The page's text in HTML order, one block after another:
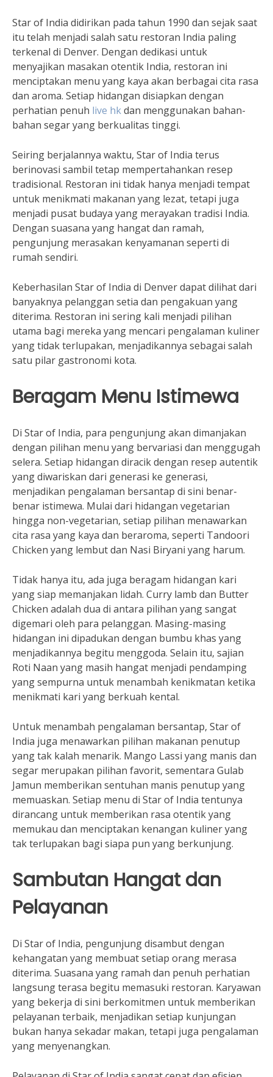
Star of India didirikan pada tahun 1990 dan sejak saat
itu telah menjadi salah satu restoran India paling
terkenal di Denver. Dengan dedikasi untuk
menyajikan masakan otentik India, restoran ini
menciptakan menu yang kaya akan berbagai cita rasa
dan aroma. Setiap hidangan disiapkan dengan
perhatian penuh live hkdan menggunakan bahan-
bahan segar yang berkualitas tinggi.
Seiring berjalannya waktu, Star of India terus
berinovasi sambil tetap mempertahankan resep
tradisional. Restoran ini tidak hanya menjadi tempat
untuk menikmati makanan yang lezat, tetapi juga
menjadi pusat budaya yang merayakan tradisi India.
Dengan suasana yang hangat dan ramah,
pengunjung merasakan kenyamanan seperti di
rumah sendiri.
Keberhasilan Star of India di Denver dapat dilihat dari
banyaknya pelanggan setia dan pengakuan yang
diterima. Restoran ini sering kali menjadi pilihan
utama bagi mereka yang mencari pengalaman kuliner
yang tidak terlupakan, menjadikannya sebagai salah
satu pilar gastronomi kota.
Beragam Menu Istimewa
Di Star of India, para pengunjung akan dimanjakan
dengan pilihan menu yang bervariasi dan menggugah
selera. Setiap hidangan diracik dengan resep autentik
yang diwariskan dari generasi ke generasi,
menjadikan pengalaman bersantap di sini benar-
benar istimewa. Mulai dari hidangan vegetarian
hingga non-vegetarian, setiap pilihan menawarkan
cita rasa yang kaya dan beraroma, seperti Tandoori
Chicken yang lembut dan Nasi Biryani yang harum.
Tidak hanya itu, ada juga beragam hidangan kari
yang siap memanjakan lidah. Curry lamb dan Butter
Chicken adalah dua di antara pilihan yang sangat
digemari oleh para pelanggan. Masing-masing
hidangan ini dipadukan dengan bumbu khas yang
menjadikannya begitu menggoda. Selain itu, sajian
Roti Naan yang masih hangat menjadi pendamping
yang sempurna untuk menambah kenikmatan ketika
menikmati kari yang berkuah kental.
Untuk menambah pengalaman bersantap, Star of
India juga menawarkan pilihan makanan penutup
yang tak kalah menarik. Mango Lassi yang manis dan
segar merupakan pilihan favorit, sementara Gulab
Jamun memberikan sentuhan manis penutup yang
memuaskan. Setiap menu di Star of India tentunya
dirancang untuk memberikan rasa otentik yang
memukau dan menciptakan kenangan kuliner yang
tak terlupakan bagi siapa pun yang berkunjung.
Sambutan Hangat dan
Pelayanan
Di Star of India, pengunjung disambut dengan
kehangatan yang membuat setiap orang merasa
diterima. Suasana yang ramah dan penuh perhatian
langsung terasa begitu memasuki restoran. Karyawan
yang bekerja di sini berkomitmen untuk memberikan
pelayanan terbaik, menjadikan setiap kunjungan
bukan hanya sekadar makan, tetapi juga pengalaman
yang menyenangkan.